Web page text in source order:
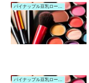
パイナップル豆乳ローションプレ